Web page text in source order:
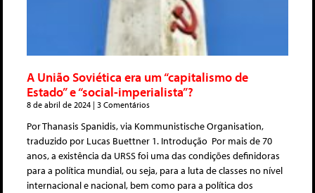
A União Soviética era um “capitalismo de
Estado” e “social-imperialista”?
8 de abril de 2024 3 Comentários
Por Thanasis Spanidis, via Kommunistische Organisation,
traduzido por Lucas Buettner 1. Introdução Por mais de 70
anos, a existência da URSS foi uma das condições definidoras
para a política mundial, ou seja, para a luta de classes no nível
internacional e nacional, bem como para a política dos